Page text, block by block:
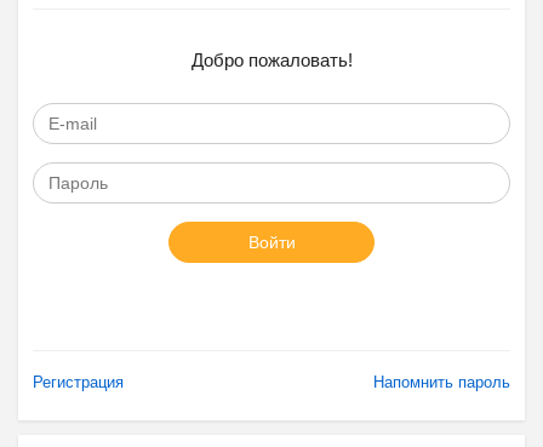
Добро пожаловать!
Войти
Регистрация Напомнить пароль